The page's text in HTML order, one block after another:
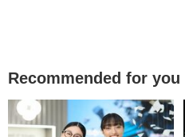
Recommended for you